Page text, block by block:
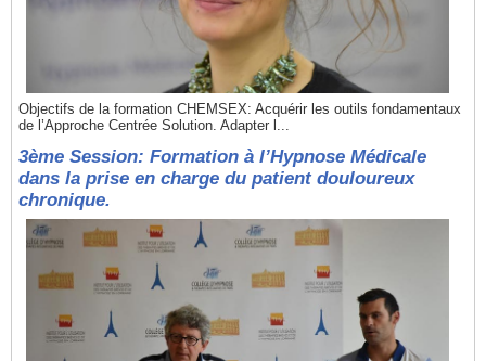
Objectifs de la formation CHEMSEX: Acquérir les outils fondamentaux
de l’Approche Centrée Solution. Adapter l...
3ème Session: Formation à l’Hypnose Médicale
dans la prise en charge du patient douloureux
chronique.